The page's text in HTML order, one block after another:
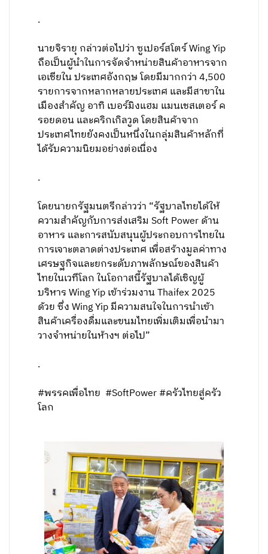
.
นายจิรายุ กล่าวต่อไปว่า ซูเปอร์สโตร์ Wing Yip
ถือเป็นผู้นำในการจัดจำหน่ายสินค้าอาหารจาก
เอเชียใน ประเทศอังกฤษ โดยมีมากกว่า 4,500
รายการจากหลากหลายประเทศ และมีสาขาใน
เมืองสำคัญ อาทิ เบอร์มิงแฮม แมนเชสเตอร์ ค
รอยดอน และคริกเกิลวูด โดยสินค้าจาก
ประเทศไทยยังคงเป็นหนึ่งในกลุ่มสินค้าหลักที่
ได้รับความนิยมอย่างต่อเนื่อง
.
โดยนายกรัฐมนตรีกล่าวว่า “รัฐบาลไทยได้ให้
ความสำคัญกับการส่งเสริม Soft Power ด้าน
อาหาร และการสนับสนุนผู้ประกอบการไทยใน
การเจาะตลาดต่างประเทศ เพื่อสร้างมูลค่าทาง
เศรษฐกิจและยกระดับภาพลักษณ์ของสินค้า
ไทยในเวทีโลก ในโอกาสนี้รัฐบาลได้เชิญผู้
บริหาร Wing Yip เข้าร่วมงาน Thaifex 2025
ด้วย ซึ่ง Wing Yip มีความสนใจในการนำเข้า
สินค้าเครื่องดื่มและขนมไทยเพิ่มเติมเพื่อนำมา
วางจำหน่ายในห้างฯ ต่อไป”
.
#พรรคเพื่อไทย #SoftPower #ครัวไทยสู่ครัว
โลก